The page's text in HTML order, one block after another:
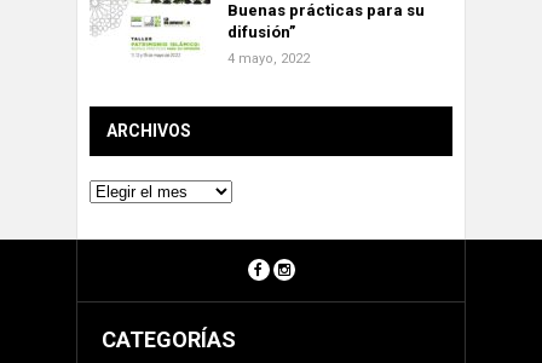
Buenas prácticas para su
difusión”
4 mayo, 2022
ARCHIVOS
Archivos
CATEGORÍAS